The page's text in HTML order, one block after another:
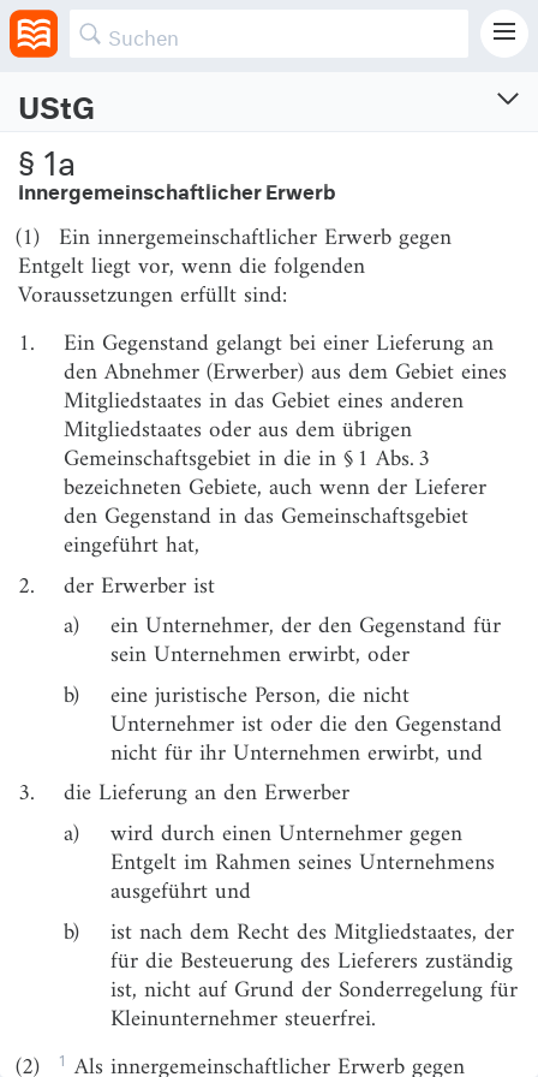
UStG
Vom 26.11.1979 (BGBl. I S. 1953)
Neugefasst am 21.2.2005 (BGBl. I S. 386)
Zuletzt geändert am 29.6.2026 (BGBl. I S. Nr. 197)
Erster Abschnitt
Steuergegenstand und Geltungsbereich
Steuerbare Umsätze
Innergemeinschaftlicher Erwerb
Innergemeinschaftlicher Erwerb neuer Fahrzeuge
Innergemeinschaftlicher Erwerb durch
diplomatische Missionen, zwischenstaatliche
Einrichtungen und Streitkräfte der Vertragsparteien
Unternehmer, Unternehmen
Fahrzeuglieferer
Juristische Personen des öffentlichen Rechts
§ 3
Lieferung, sonstige Leistung
Ort der sonstigen Leistung
Ort der Beförderungsleistungen und der damit
zusammenhängenden sonstigen Leistungen
Ort der Lieferung beim Fernverkauf
Ort des innergemeinschaftlichen Erwerbs
Ort der Lieferungen und Restaurationsleistungen
Gegenteil glaubhaft macht.
§ 1a
Innergemeinschaftlicher Erwerb
(1) Ein innergemeinschaftlicher Erwerb gegen
Entgelt liegt vor, wenn die folgenden
Voraussetzungen erfüllt sind:
1.
Ein Gegenstand gelangt bei einer Lieferung an
den Abnehmer (Erwerber) aus dem Gebiet eines
Mitgliedstaates in das Gebiet eines anderen
Mitgliedstaates oder aus dem übrigen
Gemeinschaftsgebiet in die in § 1 Abs. 3
bezeichneten Gebiete, auch wenn der Lieferer
den Gegenstand in das Gemeinschaftsgebiet
eingeführt hat,
2.
der Erwerber ist
a)
ein Unternehmer, der den Gegenstand für
sein Unternehmen erwirbt, oder
b)
eine juristische Person, die nicht
Unternehmer ist oder die den Gegenstand
nicht für ihr Unternehmen erwirbt, und
3.
die Lieferung an den Erwerber
a)
wird durch einen Unternehmer gegen
Entgelt im Rahmen seines Unternehmens
ausgeführt und
b)
ist nach dem Recht des Mitgliedstaates, der
für die Besteuerung des Lieferers zuständig
ist, nicht auf Grund der Sonderregelung für
Kleinunternehmer steuerfrei.
(2)
1 Als innergemeinschaftlicher Erwerb gegen